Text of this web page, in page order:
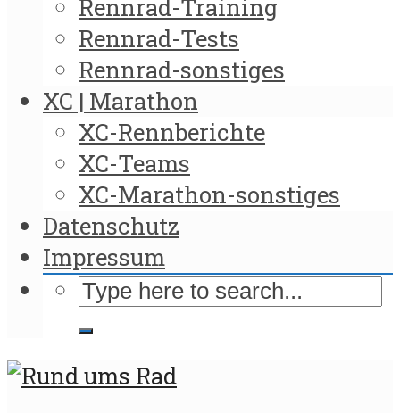
Rennrad-Training
Rennrad-Tests
Rennrad-sonstiges
XC | Marathon
XC-Rennberichte
XC-Teams
XC-Marathon-sonstiges
Datenschutz
Impressum